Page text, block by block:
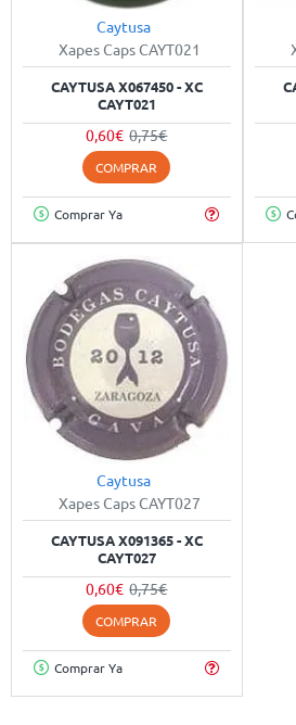
Caytusa
Xapes Caps CAYT021
CAYTUSA X067450 - XC
CAYT021
0,60€ 0,75€
COMPRAR
Comprar Ya
Caytusa
Xapes Caps CAYT027
CAYTUSA X091365 - XC
CAYT027
0,60€ 0,75€
COMPRAR
Comprar Ya